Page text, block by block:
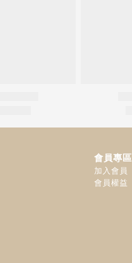
會員專區
加入會員
會員權益